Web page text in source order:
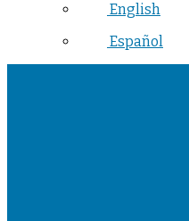
English
Español